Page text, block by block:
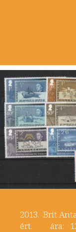
2013. Brit
ért. ára: